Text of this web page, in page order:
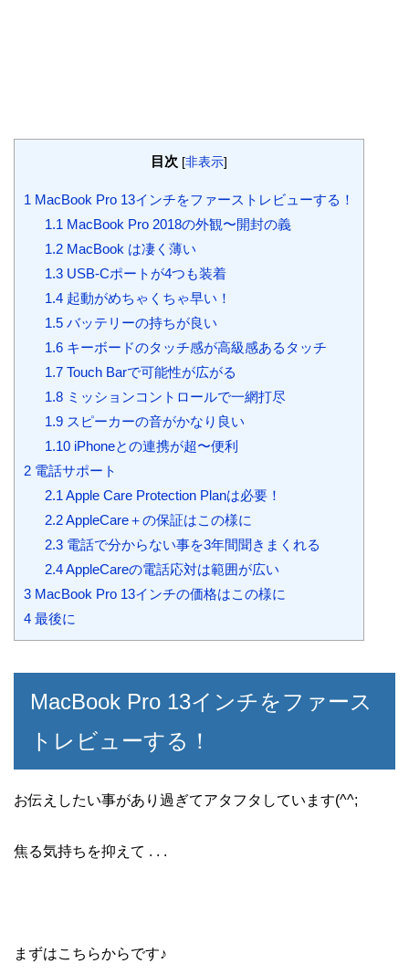
目次 [非表示]
1 MacBook Pro 13インチをファーストレビューする！
1.1 MacBook Pro 2018の外観〜開封の義
1.2MacBook は凄く薄い
1.3USB-Cポートが4つも装着
1.4起動がめちゃくちゃ早い！
1.5バッテリーの持ちが良い
1.6キーボードのタッチ感が高級感あるタッチ
1.7Touch Barで可能性が広がる
1.8ミッションコントロールで一網打尽
1.9スピーカーの音がかなり良い
1.10iPhoneとの連携が超〜便利
2 電話サポート
2.1 Apple Care Protection Planは必要！
2.2AppleCare＋の保証はこの様に
2.3電話で分からない事を3年間聞きまくれる
2.4AppleCareの電話応対は範囲が広い
3 MacBook Pro 13インチの価格はこの様に
4 最後に
MacBook Pro 13インチをファース
トレビューする！
お伝えしたい事があり過ぎてアタフタしています(^^;
焦る気持ちを抑えて . . .
まずはこちらからです♪